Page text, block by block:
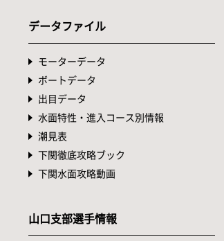
データファイル
モーターデータ
ボートデータ
出目データ
水面特性・進入コース別情報
潮見表
下関徹底攻略ブック
下関水面攻略動画
山口支部選手情報